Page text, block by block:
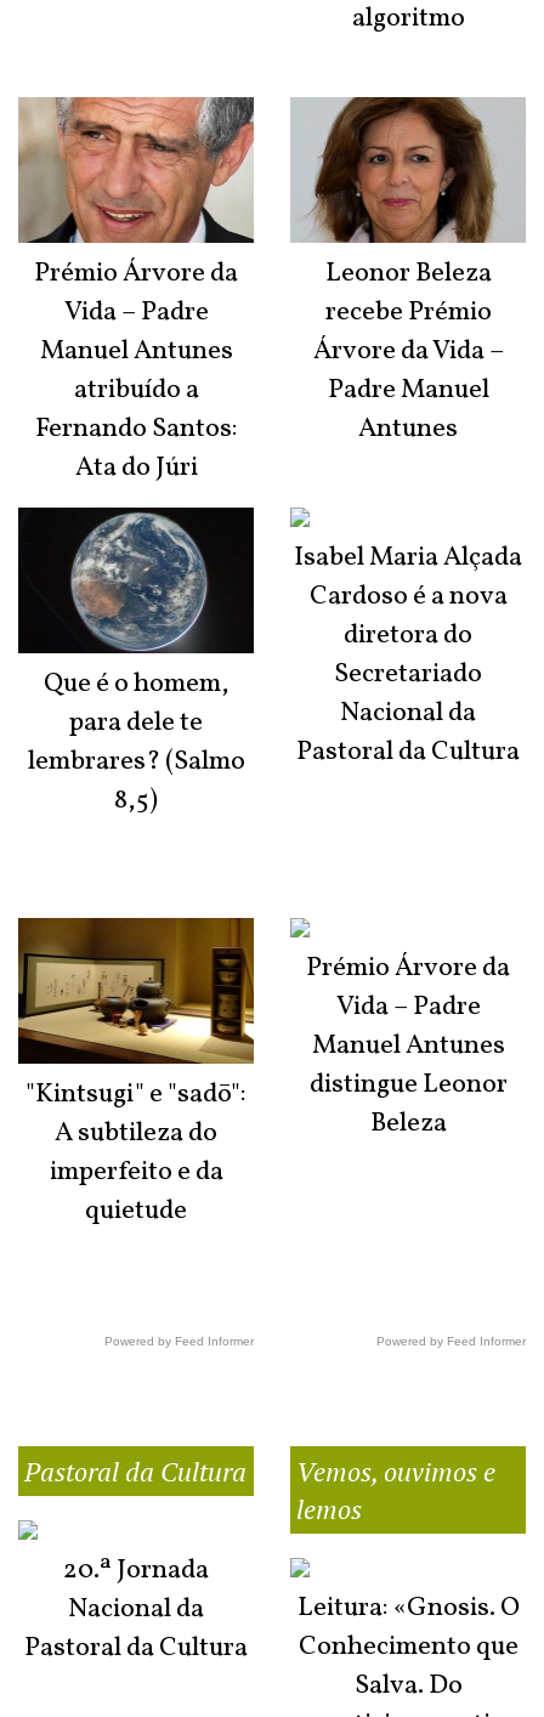
Prémio Árvore da
Vida – Padre
Manuel Antunes
atribuído a
Fernando Santos:
Ata do Júri
Que é o homem,
para dele te
lembrares? (Salmo
8,5)
"Kintsugi" e "sadō":
A subtileza do
imperfeito e da
quietude
Powered by Feed Informer
algoritmo
Leonor Beleza
recebe Prémio
Árvore da Vida –
Padre Manuel
Antunes
Isabel Maria Alçada
Cardoso é a nova
diretora do
Secretariado
Nacional da
Pastoral da Cultura
Prémio Árvore da
Vida – Padre
Manuel Antunes
distingue Leonor
Beleza
Powered by Feed Informer
Pastoral da Cultura
20.ª Jornada
Nacional da
Pastoral da Cultura
Vemos, ouvimos e
lemos
Leitura: «Gnosis. O
Conhecimento que
Salva. Do